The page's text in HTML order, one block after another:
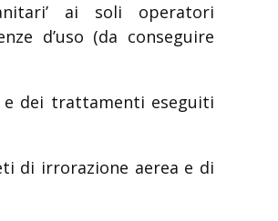
ai soli operatori
d’uso (da conseguire
dei trattamenti eseguiti
di irrorazione aerea e di